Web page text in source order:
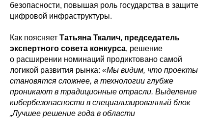
безопасности, повышая роль государства в защите
цифровой инфраструктуры.
Как поясняет Татьяна Ткалич, председатель
экспертного совета конкурса, решение
о расширении номинаций продиктовано самой
логикой развития рынка: «Мы видим, что проекты
становятся сложнее, а технологии глубже
проникают в традиционные отрасли. Выделение
кибербезопасности в специализированный блок
„Лучшее решение года в области